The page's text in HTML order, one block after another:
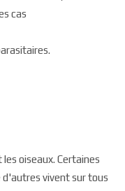
cas
oiseaux. Certaines
d'autres vivent sur tous